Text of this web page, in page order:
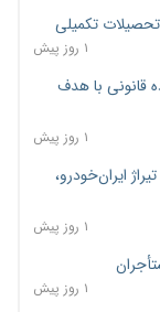
تحصیلات تکمیلی
۱ روز پیش
قانونی با هدف
۱ روز پیش
شد؛ افت ۲۵ درصدی تیراژ ایران‌خودرو،
۱ روز پیش
۱ روز پیش